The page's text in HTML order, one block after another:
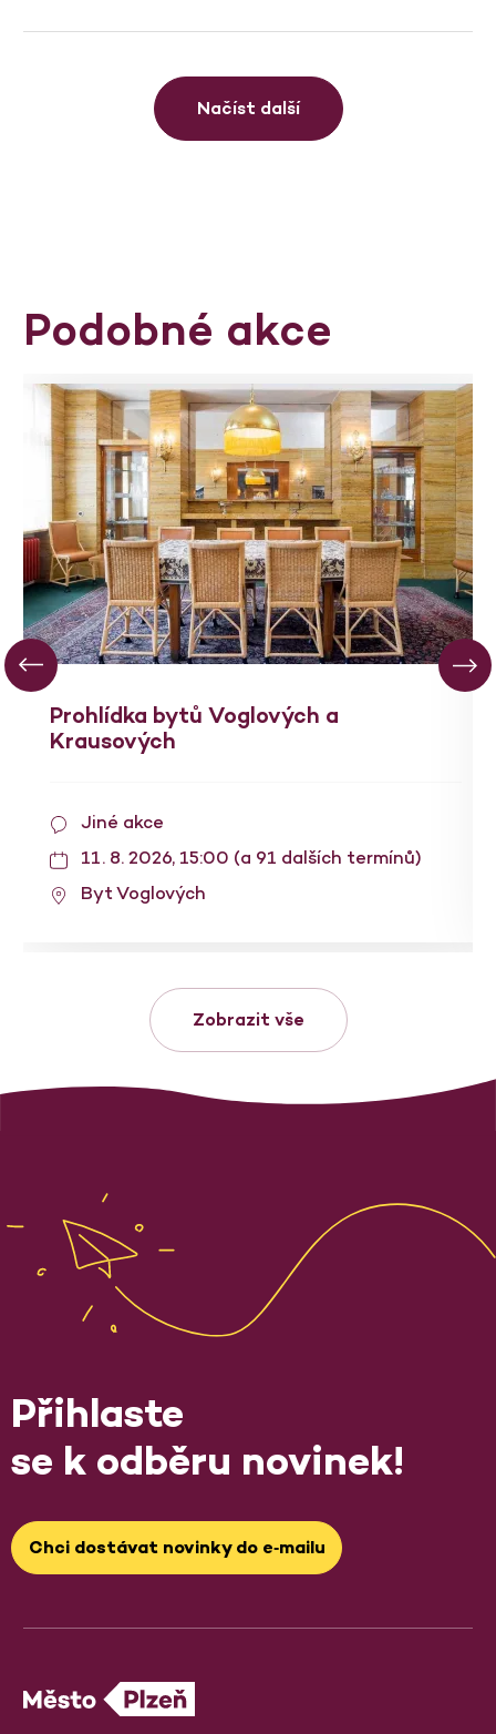
Načíst další
Podobné akce
Prohlídka bytů Voglových a
Krausových
Jiné akce
11. 8. 2026, 15:00 (a 91 dalších termínů)
Byt Voglových
Zobrazit vše
Přihlaste
se k odběru novinek!
Chci dostávat novinky do e‑mailu